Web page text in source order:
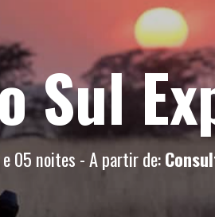
Sul
05 noites - A partir de: